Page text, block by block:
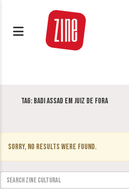
Tag: Badi Assad em Juiz de Fora
Sorry, no results were found.
Search for: